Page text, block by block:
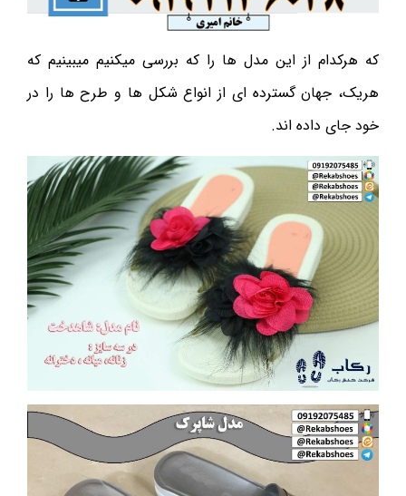
که هرکدام از این مدل ها را که بررسی میکنیم میبینیم که
هریک، جهان گسترده ای از انواع شکل ها و طرح ها را در
خود جای داده اند.